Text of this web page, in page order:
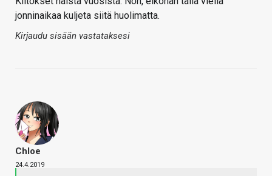
jonninaikaa kuljeta siitä huolimatta.
Kirjaudu sisään vastataksesi
Chloe
24.4.2019